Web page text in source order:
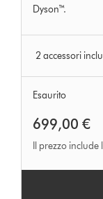
Dyson™.
2 accessori
Esaurito
699,00 €
Il prezzo include